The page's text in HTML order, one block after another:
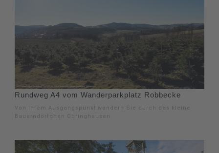
Rundweg A4 vom Wanderparkplatz Robbecke
Von Ihrem Ausgangspunkt wandern Sie durch das kleine
Bauerndörfchen Obringhausen.